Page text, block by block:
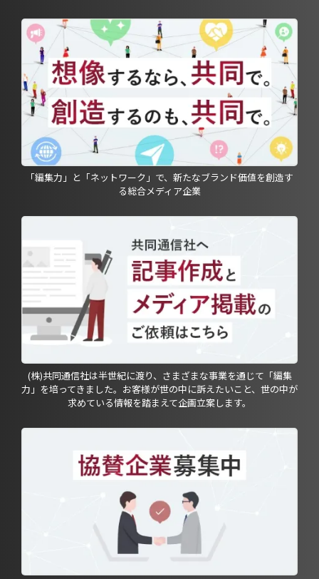
「編集力」と「ネットワーク」で、新たなブランド価値を創造す
る総合メディア企業
(株)共同通信社は半世紀に渡り、さまざまな事業を通じて「編集
力」を培ってきました。お客様が世の中に訴えたいこと、世の中が
求めている情報を踏まえて企画立案します。